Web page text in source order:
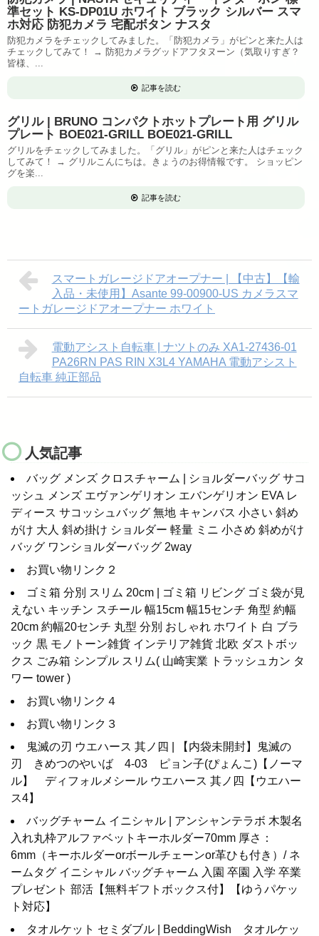
準セット KS-DP01U ホワイト ブラック シルバー スマ
ホ対応 防犯カメラ 宅配ボタン ナスタ
防犯カメラをチェックしてみました。「防犯カメラ」がピンと来た人は
チェックしてみて！ → 防犯カメラグッドアフタヌーン（気取りすぎ？
皆様、...
記事を読む
グリル | BRUNO コンパクトホットプレート用 グリル
プレート BOE021-GRILL BOE021-GRILL
グリルをチェックしてみました。「グリル」がピンと来た人はチェック
してみて！ → グリルこんにちは。きょうのお得情報です。 ショッピン
グを楽...
記事を読む
スマートガレージドアオープナー | 【中古】【輸
入品・未使用】Asante 99-00900-US カメラスマ
ートガレージドアオープナー ホワイト
電動アシスト自転車 | ナツトのみ XA1-27436-01
PA26RN PAS RIN X3L4 YAMAHA 電動アシスト
自転車 純正部品
人気記事
バッグ メンズ クロスチャーム | ショルダーバッグ サコ
ッシュ メンズ エヴァンゲリオン エバンゲリオン EVA レ
ディース サコッシュバッグ 無地 キャンバス 小さい 斜め
がけ 大人 斜め掛け ショルダー 軽量 ミニ 小さめ 斜めがけ
バッグ ワンショルダーバッグ 2way
お買い物リンク２
ゴミ箱 分別 スリム 20cm | ゴミ箱 リビング ゴミ袋が見
えない キッチン スチール 幅15cm 幅15センチ 角型 約幅
20cm 約幅20センチ 丸型 分別 おしゃれ ホワイト 白 ブラ
ック 黒 モノトーン雑貨 インテリア雑貨 北欧 ダストボッ
クス ごみ箱 シンプル スリム( 山崎実業 トラッシュカン タ
ワー tower )
お買い物リンク４
お買い物リンク３
鬼滅の刃 ウエハース 其ノ四 | 【内袋未開封】鬼滅の
刃 きめつのやいば 4-03 ピョン子(ぴょんこ)【ノーマ
ル】 ディフォルメシール ウエハース 其ノ四【ウエハー
ス4】
バッグチャーム イニシャル | アンシャンテラボ 木製名
入れ丸枠アルファベットキーホルダー70mm 厚さ：
6mm（キーホルダーorボールチェーンor革ひも付き）/ ネ
ームタグ イニシャル バッグチャーム 入園 卒園 入学 卒業
プレゼント 部活【無料ギフトボックス付】【ゆうパケッ
ト対応】
タオルケット セミダブル | BeddingWish タオルケッ